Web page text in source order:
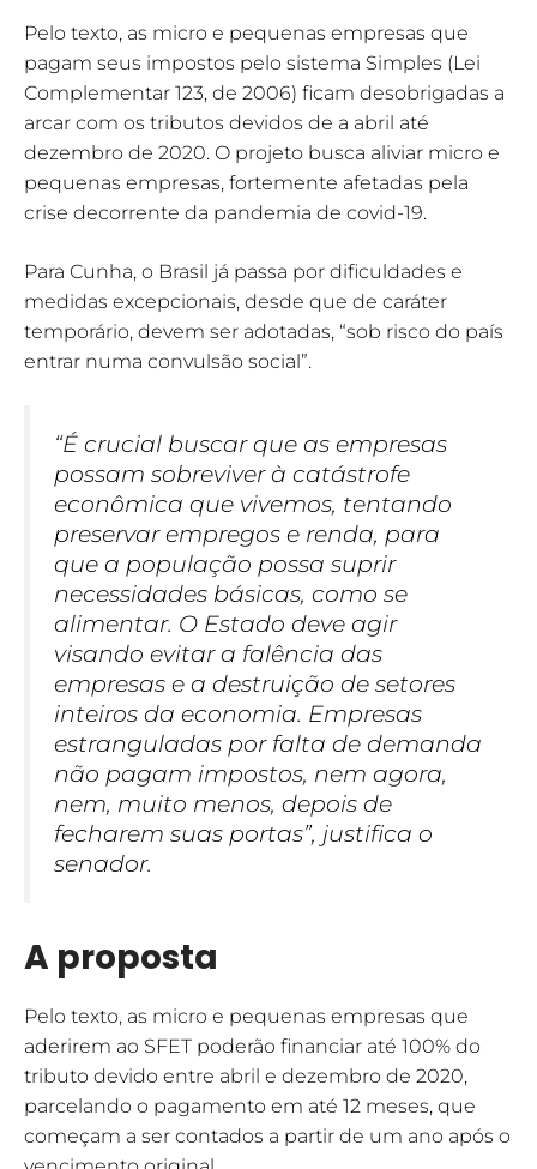
Pelo texto, as micro e pequenas empresas que
pagam seus impostos pelo sistema Simples (Lei
Complementar 123, de 2006) ficam desobrigadas a
arcar com os tributos devidos de a abril até
dezembro de 2020. O projeto busca aliviar micro e
pequenas empresas, fortemente afetadas pela
crise decorrente da pandemia de covid-19.
Para Cunha, o Brasil já passa por dificuldades e
medidas excepcionais, desde que de caráter
temporário, devem ser adotadas, “sob risco do país
entrar numa convulsão social”.
“É crucial buscar que as empresas
possam sobreviver à catástrofe
econômica que vivemos, tentando
preservar empregos e renda, para
que a população possa suprir
necessidades básicas, como se
alimentar. O Estado deve agir
visando evitar a falência das
empresas e a destruição de setores
inteiros da economia. Empresas
estranguladas por falta de demanda
não pagam impostos, nem agora,
nem, muito menos, depois de
fecharem suas portas”, justifica o
senador.
A proposta
Pelo texto, as micro e pequenas empresas que
aderirem ao SFET poderão financiar até 100% do
tributo devido entre abril e dezembro de 2020,
parcelando o pagamento em até 12 meses, que
começam a ser contados a partir de um ano após o